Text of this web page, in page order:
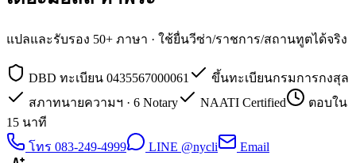
แปลและรับรอง 50+ ภาษา · ใช้ยื่นวีซ่า/ราชการ/สถานทูตได้จริง
DBD ทะเบียน 0435567000061
ขึ้นทะเบียนกรมการกงสุล
สภาทนายความฯ · 6 Notary
NAATI Certified
ตอบใน
15 นาที
โทร 083-249-4999
LINE @nycli
Email